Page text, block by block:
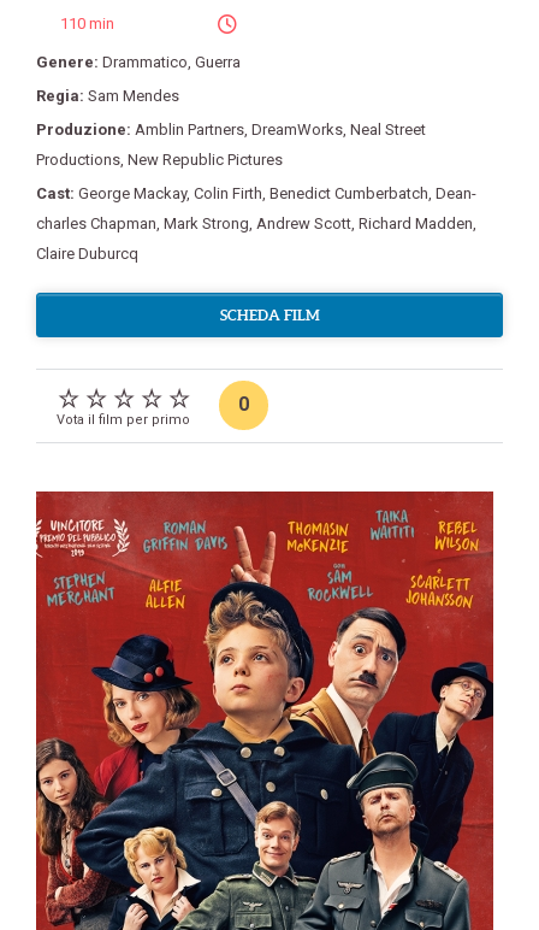
110 min
Genere: Drammatico Guerra
Regia: Sam Mendes
Produzione: Amblin Partners DreamWorks Neal Street
Productions New Republic Pictures
Cast: George Mackay, Colin Firth Benedict Cumberbatch Dean-
charles Chapman Mark Strong Andrew Scott Richard Madden
Claire Duburcq
SCHEDA FILM
Vota il film per primo
0